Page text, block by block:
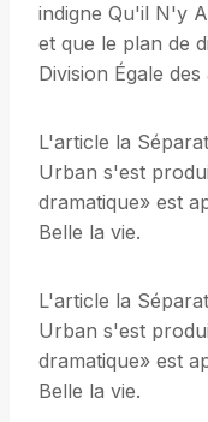
indigne Qu'il N'y
et que le plan de
Division Égale
L'article la
Urban s'est
dramatique» est
Belle la vie.
L'article la
Urban s'est
dramatique» est
Belle la vie.